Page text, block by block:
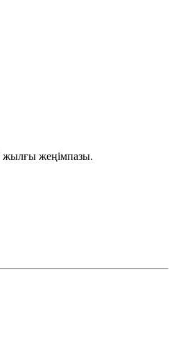
жылғы жеңімпазы.